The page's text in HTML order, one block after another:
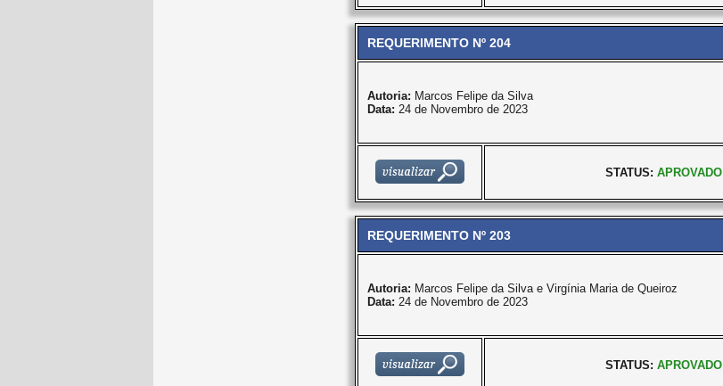
REQUERIMENTO Nº 204
Autoria: Marcos Felipe da Silva
Data: 24 de Novembro de 2023
STATUS: APROVADO
REQUERIMENTO Nº 203
Autoria: Marcos Felipe da Silva e Virgínia Maria de Queiroz
Data: 24 de Novembro de 2023
STATUS: APROVADO